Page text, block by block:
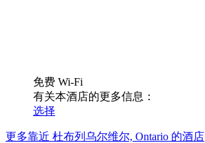
免费 Wi-Fi
有关本酒店的更多信息：
选择
更多靠近 杜布列乌尔维尔, Ontario 的酒店